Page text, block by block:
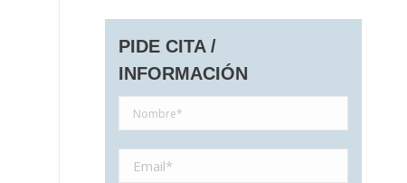
PIDE CITA /
INFORMACIÓN